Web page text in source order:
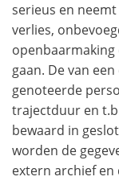
serieus en
verlies,
gaan. De van
genoteerde
trajectduur en
bewaard in
worden de
extern archief